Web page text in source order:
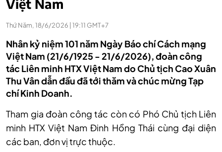
Việt Nam
Thứ Năm, 18/6/2026 | 19:11 GMT+7
Nhân kỷ niệm 101 năm Ngày Báo chí Cách mạng
Việt Nam (21/6/1925 - 21/6/2026), đoàn công
tác Liên minh HTX Việt Nam do Chủ tịch Cao Xuân
Thu Vân dẫn đầu đã tới thăm và chúc mừng Tạp
chí Kinh Doanh.
Tham gia đoàn công tác còn có Phó Chủ tịch Liên
minh HTX Việt Nam Đinh Hồng Thái cùng đại diện
các ban, đơn vị trực thuộc.